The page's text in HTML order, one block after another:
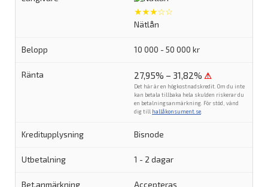
★★★☆☆
Nätlån
10 000 - 50 000 kr
27,95% – 31,82% ⚠
Det här är en högkostnadskredit. Om du inte
kan betala tillbaka hela skulden riskerar du
en betalningsanmärkning. För stöd, vänd
dig till hallåkonsument.se.
Bisnode
1 - 2 dagar
Accepteras